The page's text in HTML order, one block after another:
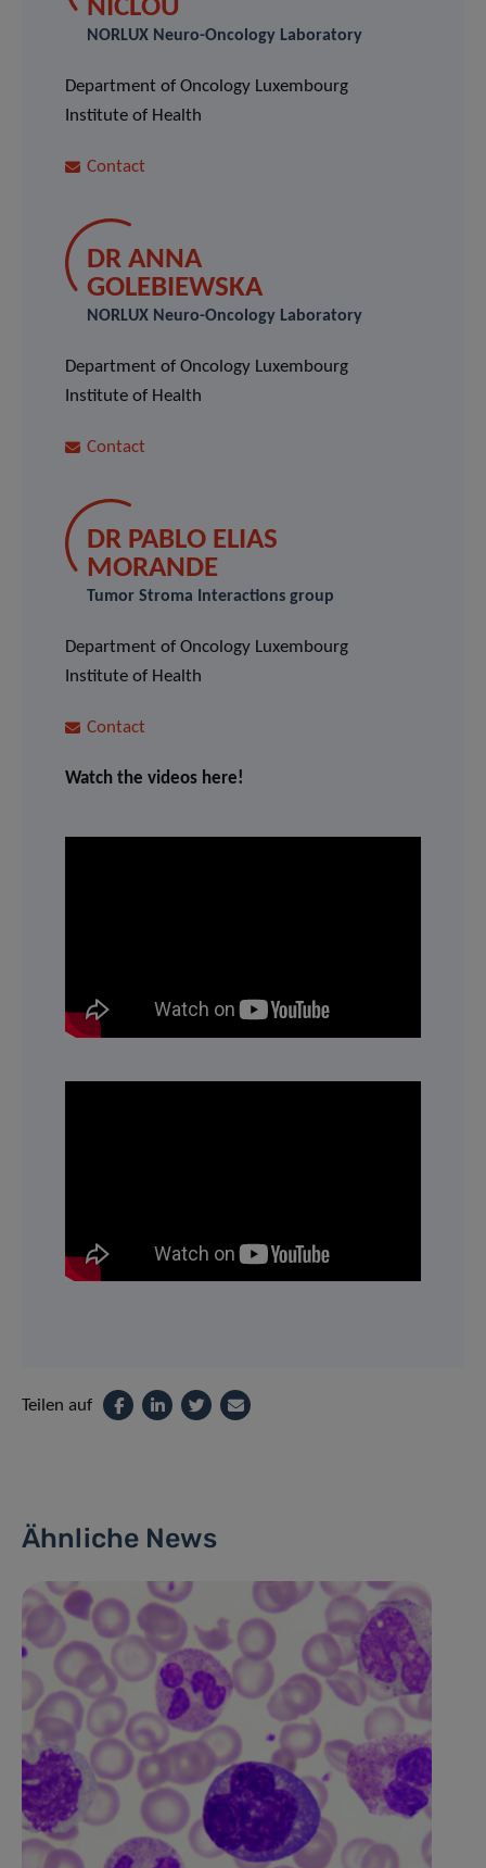
NICLOU
NORLUX Neuro-Oncology Laboratory
Department of Oncology Luxembourg
Institute of Health
Contact
DR ANNA
GOLEBIEWSKA
NORLUX Neuro-Oncology Laboratory
Department of Oncology Luxembourg
Institute of Health
Contact
DR PABLO ELIAS
MORANDE
Tumor Stroma Interactions group
Department of Oncology Luxembourg
Institute of Health
Contact
Watch the videos here!
Teilen auf
Ähnliche News